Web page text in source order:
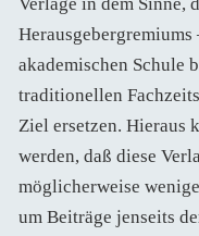
akademischen Schule
traditionellen
Ziel ersetzen. Hieraus
werden, daß diese
möglicherweise
um Beiträge jenseits